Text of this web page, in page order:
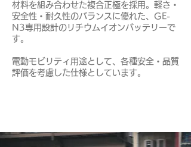
材料を組み合わせた複合正極を採用。軽さ・
安全性・耐久性のバランスに優れた、GE-
N3専用設計のリチウムイオンバッテリーで
す。
電動モビリティ用途として、各種安全・品質
評価を考慮した仕様としています。